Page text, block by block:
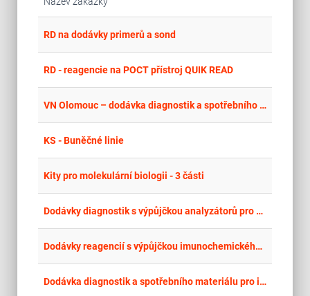
RD na dodávky primerů a sond
RD - reagencie na POCT přístroj QUIK READ
VN Olomouc – dodávka diagnostik a spotřebního materiálu pro hematologický systém včetně dodávky analyzátoru
KS - Buněčné linie
Kity pro molekulární biologii - 3 části
Dodávky diagnostik s výpůjčkou analyzátorů pro chemickou a mikroskopickou analýzu moči
Dodávky reagencií s výpůjčkou imunochemického analyzátoru pro průkaz infekčních markerů
Dodávka diagnostik a spotřebního materiálu pro imunohematologii LHKB včetně bezplatné výpůjčky plně automatizovaného imunohematologického analyzátoru